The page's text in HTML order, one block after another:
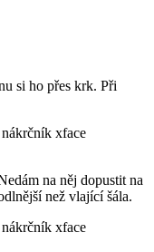
si ho přes krk. Při
na něj dopustit na
než vlající šála.